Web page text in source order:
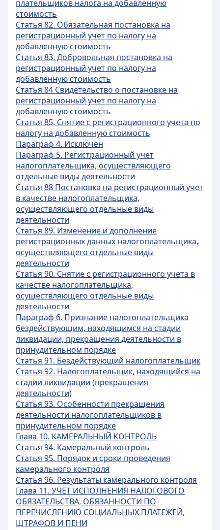
плательщиков налога на добавленную
стоимость
Статья 82. Обязательная постановка на
регистрационный учет по налогу на
добавленную стоимость
Статья 83. Добровольная постановка на
регистрационный учет по налогу на
добавленную стоимость
Статья 84 Свидетельство о постановке на
регистрационный учет по налогу на
добавленную стоимость
Статья 85. Снятие с регистрационного учета по
налогу на добавленную стоимость
Параграф 4. Исключен
Параграф 5. Регистрационный учет
налогоплательщика, осуществляющего
отдельные виды деятельности
Статья 88 Постановка на регистрационный учет
в качестве налогоплательщика,
осуществляющего отдельные виды
деятельности
Статья 89. Изменение и дополнение
регистрационных данных налогоплательщика,
осуществляющего отдельные виды
деятельности
Статья 90. Снятие с регистрационного учета в
качестве налогоплательщика,
осуществляющего отдельные виды
деятельности
Параграф 6. Признание налогоплательщика
бездействующим, находящимся на стадии
ликвидации, прекращения деятельности в
принудительном порядке
Статья 91. Бездействующий налогоплательщик
Статья 92. Налогоплательщик, находящийся на
стадии ликвидации (прекращения
деятельности)
Статья 93. Особенности прекращения
деятельности налогоплательщиков в
принудительном порядке
Глава 10. КАМЕРАЛЬНЫЙ КОНТРОЛЬ
Статья 94. Камеральный контроль
Статья 95. Порядок и сроки проведения
камерального контроля
Статья 96. Результаты камерального контроля
Глава 11. УЧЕТ ИСПОЛНЕНИЯ НАЛОГОВОГО
ОБЯЗАТЕЛЬСТВА, ОБЯЗАННОСТИ ПО
ПЕРЕЧИСЛЕНИЮ СОЦИАЛЬНЫХ ПЛАТЕЖЕЙ,
ШТРАФОВ И ПЕНИ